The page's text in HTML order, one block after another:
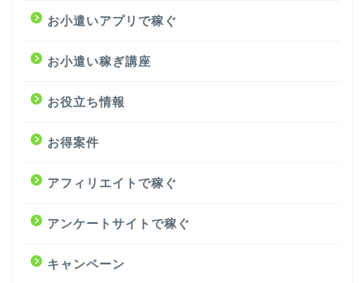
お小遣いアプリで稼ぐ
お小遣い稼ぎ講座
お役立ち情報
お得案件
アフィリエイトで稼ぐ
アンケートサイトで稼ぐ
キャンペーン